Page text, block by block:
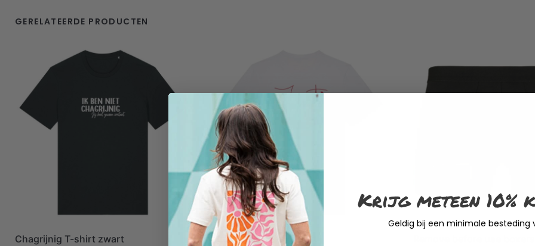
GERELATEERDE PRODUCTEN
Chagrijnig T-shirt zwart Just chiling T-shirt wit
Krijg meteen 10%
Geldig bij een minimale besteding